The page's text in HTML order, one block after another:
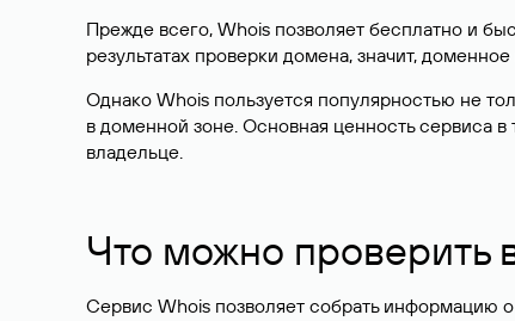
Прежде всего, Whois позволяет бесплатно и
результатах проверки домена, значит,
Однако Whois пользуется популярностью не
в доменной зоне. Основная ценность сервиса
владельце.
Что можно проверить
Сервис Whois позволяет собрать информацию